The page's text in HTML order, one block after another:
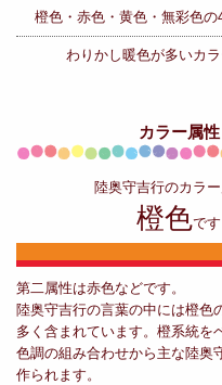
橙色・赤色・黄色・無彩色の
わりかし暖色が多いカ
カラー属性
陸奥守吉行のカラ
橙色です
第二属性は赤色などです。
陸奥守吉行の言葉の中には橙色
多く含まれています。橙系統を
色調の組み合わせから主な陸奥
作られます。